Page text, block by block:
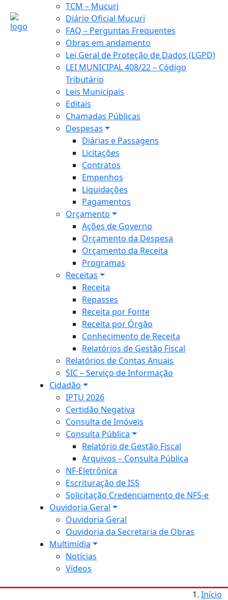
TCM – Mucuri
Diário Oficial Mucuri
FAQ – Perguntas Frequentes
Obras em andamento
Lei Geral de Proteção de Dados (LGPD)
LEI MUNICIPAL 408/22 – Código
Tributário
Leis Municipais
Editais
Chamadas Públicas
Despesas
Diárias e Passagens
Licitações
Contratos
Empenhos
Liquidações
Pagamentos
Orçamento
Ações de Governo
Orçamento da Despesa
Orçamento da Receita
Programas
Receitas
Receita
Repasses
Receita por Fonte
Receita por Órgão
Conhecimento de Receita
Relatórios de Gestão Fiscal
Relatórios de Contas Anuais
SIC – Serviço de Informação
Cidadão
IPTU 2026
Certidão Negativa
Consulta de Imóveis
Consulta Pública
Relatório de Gestão Fiscal
Arquivos – Consulta Pública
NF-Eletrônica
Escrituração de ISS
Solicitação Credenciamento de NFS-e
Ouvidoria Geral
Ouvidoria Geral
Ouvidoria da Secretaria de Obras
Multimídia
Notícias
Vídeos
Início